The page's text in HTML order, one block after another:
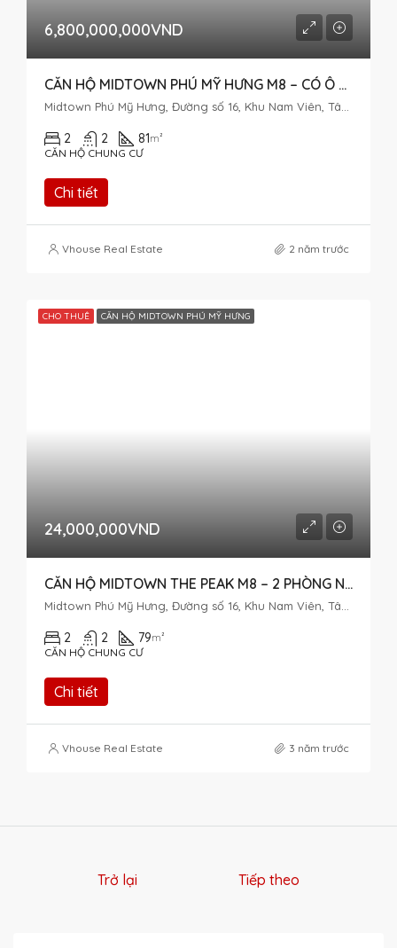
6,800,000,000VND
CĂN HỘ MIDTOWN PHÚ MỸ HƯNG M8 – CÓ Ô XE – BÁN GIÁ TỐT
Midtown Phú Mỹ Hưng, Đường số 16, Khu Nam Viên, Tân Phú, Quận 7, Thành phố Hồ Chí Minh, Việt Nam
2 2 81m²
CĂN HỘ CHUNG CƯ
Chi tiết
Vhouse Real Estate 2 năm trước
CHO THUÊ CĂN HỘ MIDTOWN PHÚ MỸ HƯNG
24,000,000VND
CĂN HỘ MIDTOWN THE PEAK M8 – 2 PHÒNG NGỦ – VIEW NỘI KHU
Midtown Phú Mỹ Hưng, Đường số 16, Khu Nam Viên, Tân Phú, District 7, Ho Chi Minh City, Vietnam
2 2 79m²
CĂN HỘ CHUNG CƯ
Chi tiết
Vhouse Real Estate 3 năm trước
Trở lại Tiếp theo